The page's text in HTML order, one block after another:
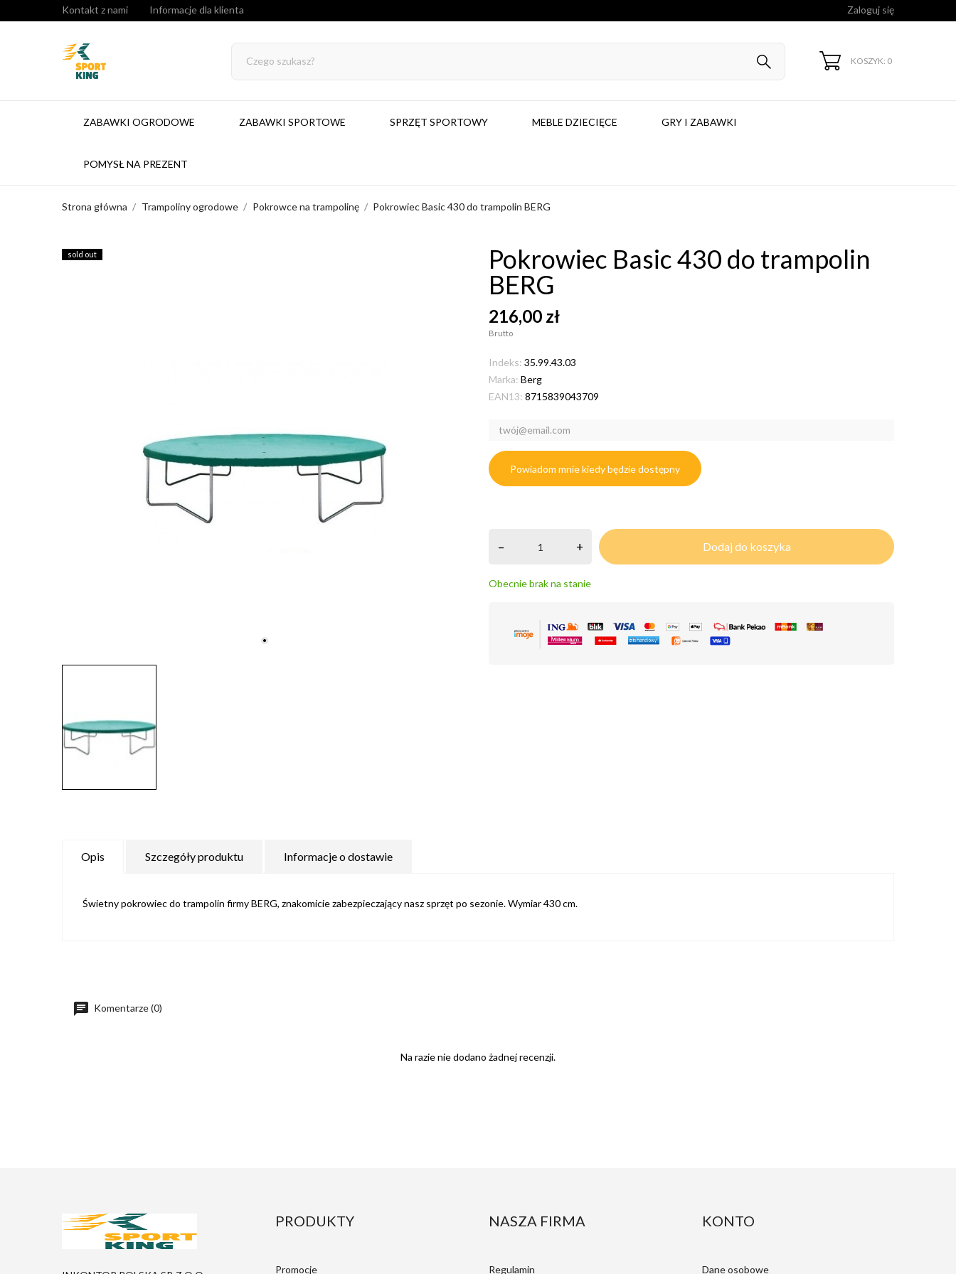
Kontakt z nami Informacje dla klienta Zaloguj się
KOSZYK: 0
ZABAWKI OGRODOWE ZABAWKI SPORTOWE SPRZĘT SPORTOWY MEBLE DZIECIĘCE GRY I ZABAWKI
POMYSŁ NA PREZENT
Strona główna Trampoliny ogrodowe Pokrowce na trampolinę Pokrowiec Basic 430 do trampolin BERG
sold out
Pokrowiec Basic 430 do trampolin
BERG
216,00 zł
Brutto
Indeks: 35.99.43.03
Marka: Berg
EAN13: 8715839043709
Powiadom mnie kiedy będzie dostępny
– + Dodaj do koszyka
Obecnie brak na stanie
Opis Szczegóły produktu Informacje o dostawie
Świetny pokrowiec do trampolin firmy BERG, znakomicie zabezpieczający nasz sprzęt po sezonie. Wymiar 430 cm.
Komentarze (0)
Na razie nie dodano żadnej recenzji.
PRODUKTY
Promocje
NASZA FIRMA
Regulamin
KONTO
Dane osobowe